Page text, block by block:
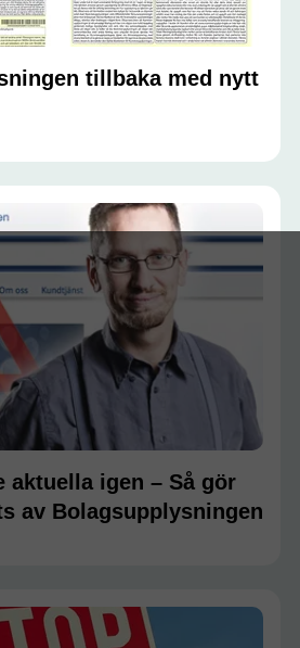
tillbaka med nytt
aktuella igen – Så gör
av Bolagsupplysningen